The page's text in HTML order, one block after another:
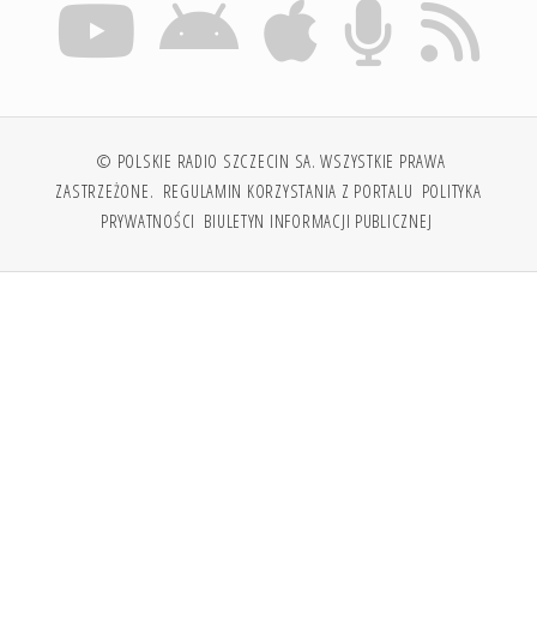
© POLSKIE RADIO SZCZECIN SA. WSZYSTKIE PRAWA
ZASTRZEŻONE. REGULAMIN KORZYSTANIA Z PORTALU POLITYKA
PRYWATNOŚCI BIULETYN INFORMACJI PUBLICZNEJ